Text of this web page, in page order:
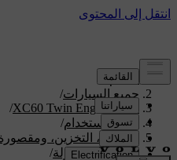
الدعم/
جميع السيارات/
XC60 Twin Engine 2020
/
دليل الاستخدام/
التحميل، التخزين،
منطقة الحمولة/